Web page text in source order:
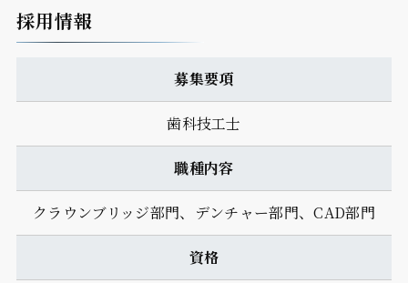
採用情報
募集要項
歯科技工士
職種内容
クラウンブリッジ部門、デンチャー部門、CAD部門
資格